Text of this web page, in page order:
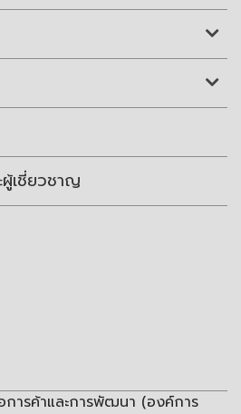
เชี่ยวชาญ
การค้าและการพัฒนา (องค์การ